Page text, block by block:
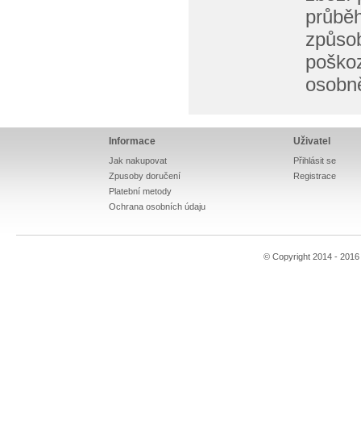
Informace
Jak nakupovat
Zpusoby doručení
Platební metody
Ochrana osobních údaju
Uživatel
Přihlásit se
Registrace
© Copyright 2014 - 2016